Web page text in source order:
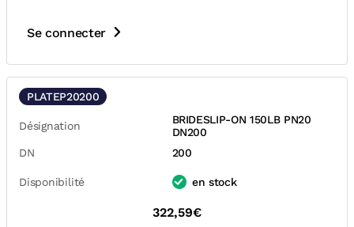
Se connecter
PLATEP20200
Désignation
BRIDESLIP-ON 150LB PN20
DN200
DN
200
Disponibilité en stock
322,59€